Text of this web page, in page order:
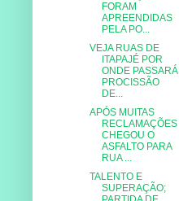
FORAM
APREENDIDAS
PELA PO...
VEJA RUAS DE
ITAPAJÉ POR
ONDE PASSARÁ
PROCISSÃO
DE...
APÓS MUITAS
RECLAMAÇÕES
CHEGOU O
ASFALTO PARA
RUA ...
TALENTO E
SUPERAÇÃO;